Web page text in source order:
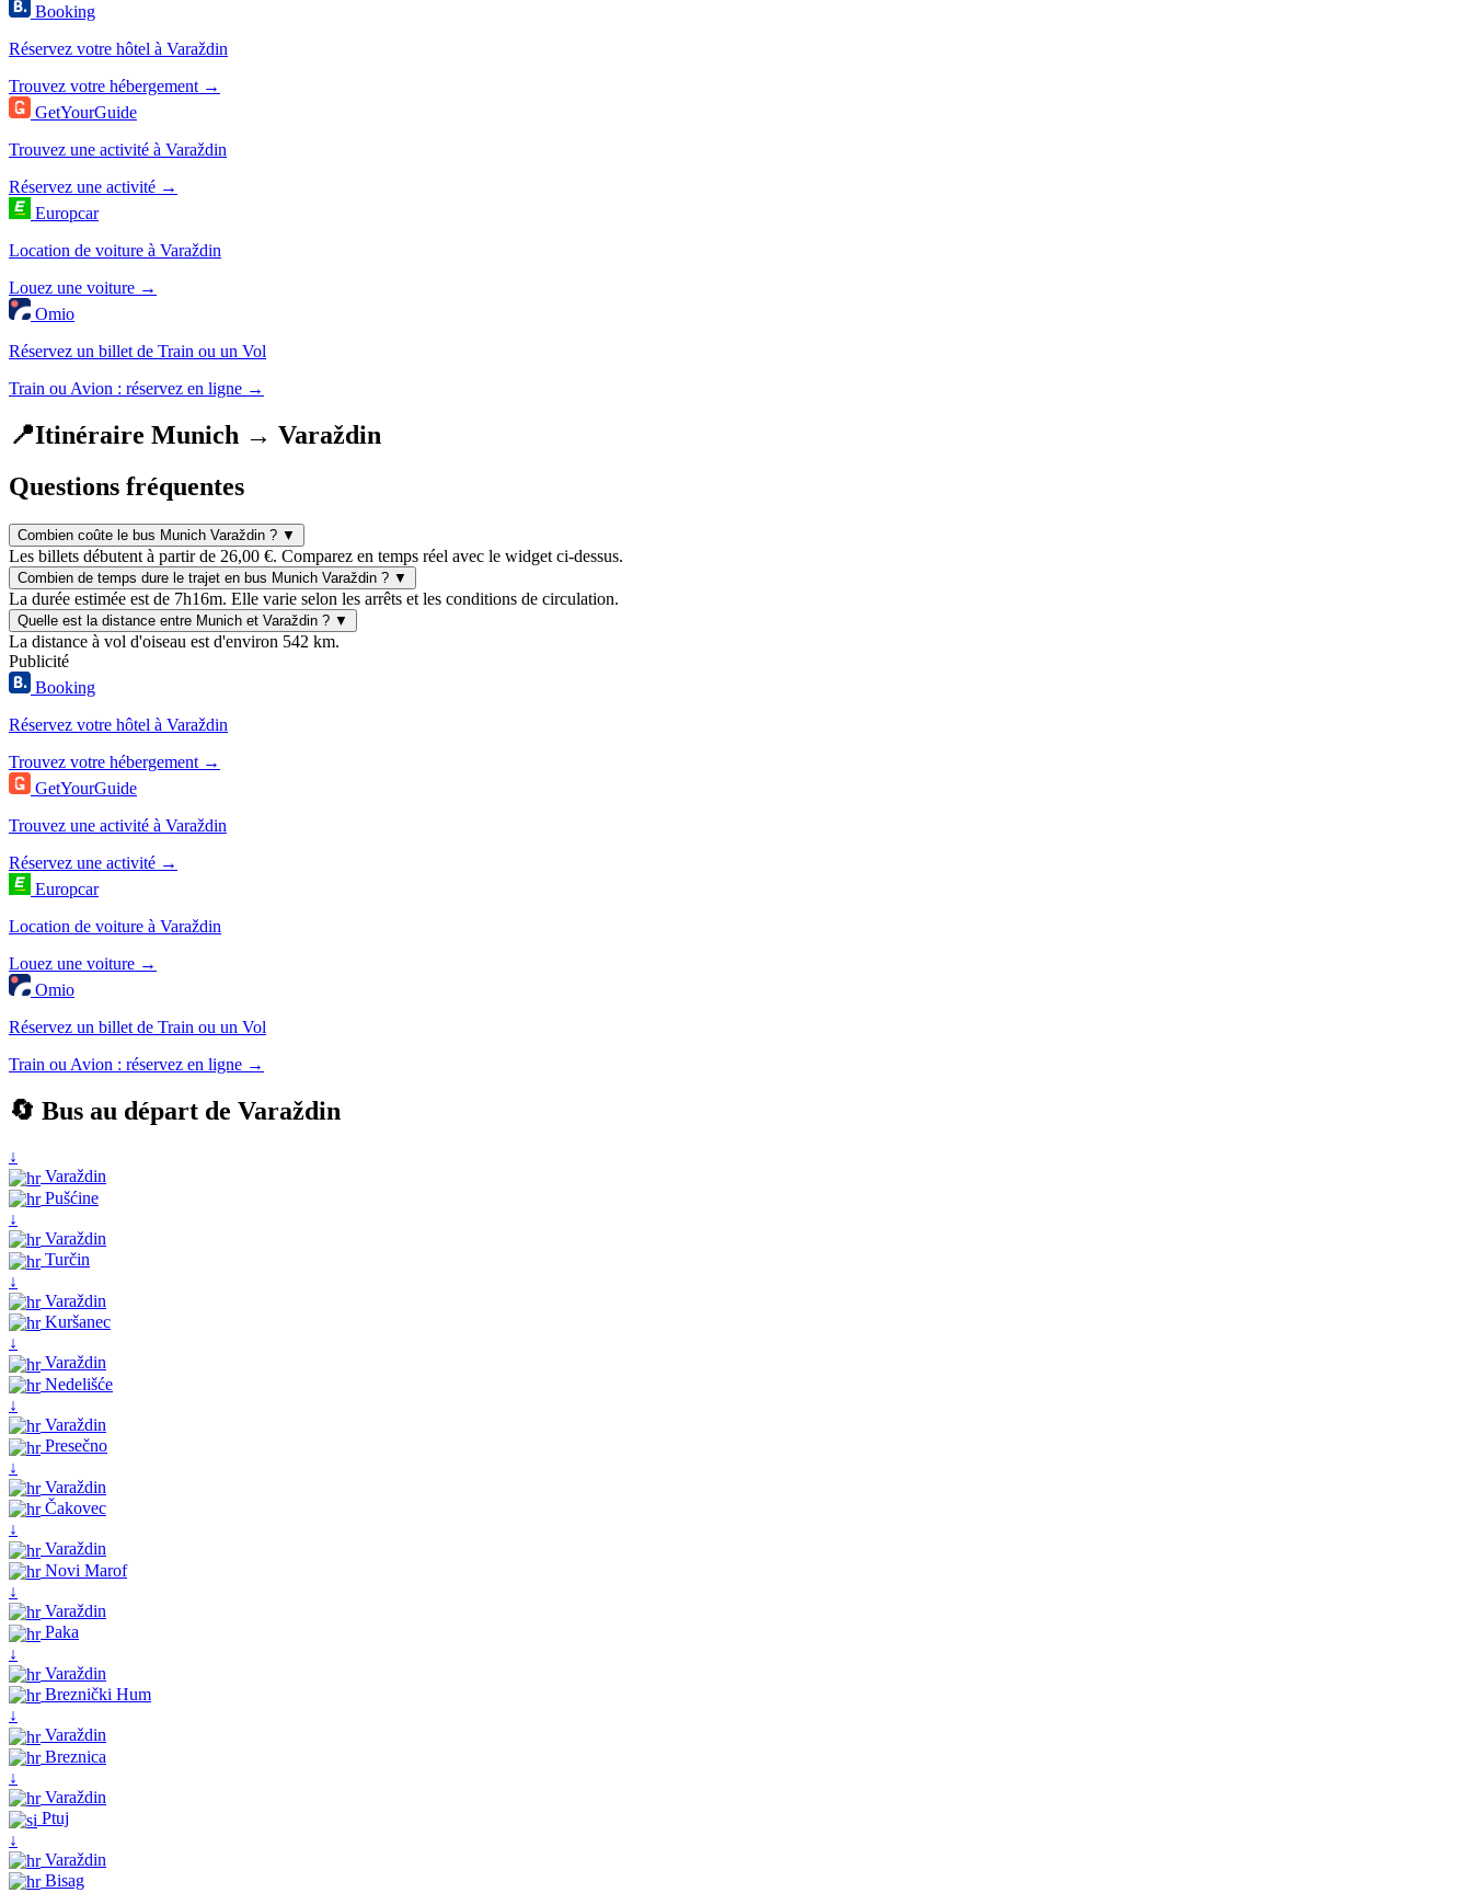
Booking
Réservez votre hôtel à Varaždin
Trouvez votre hébergement →
GetYourGuide
Trouvez une activité à Varaždin
Réservez une activité →
Europcar
Location de voiture à Varaždin
Louez une voiture →
Omio
Réservez un billet de Train ou un Vol
Train ou Avion : réservez en ligne →
📍Itinéraire Munich → Varaždin
Questions fréquentes
Combien coûte le bus Munich Varaždin ? ▼
Les billets débutent à partir de 26,00 €. Comparez en temps réel avec le widget ci-dessus.
Combien de temps dure le trajet en bus Munich Varaždin ? ▼
La durée estimée est de 7h16m. Elle varie selon les arrêts et les conditions de circulation.
Quelle est la distance entre Munich et Varaždin ? ▼
La distance à vol d'oiseau est d'environ 542 km.
Publicité
Booking
Réservez votre hôtel à Varaždin
Trouvez votre hébergement →
GetYourGuide
Trouvez une activité à Varaždin
Réservez une activité →
Europcar
Location de voiture à Varaždin
Louez une voiture →
Omio
Réservez un billet de Train ou un Vol
Train ou Avion : réservez en ligne →
🔄 Bus au départ de Varaždin
↓
Varaždin
Pušćine
↓
Varaždin
Turčin
↓
Varaždin
Kuršanec
↓
Varaždin
Nedelišće
↓
Varaždin
Presečno
↓
Varaždin
Čakovec
↓
Varaždin
Novi Marof
↓
Varaždin
Paka
↓
Varaždin
Breznički Hum
↓
Varaždin
Breznica
↓
Varaždin
Ptuj
↓
Varaždin
Bisag